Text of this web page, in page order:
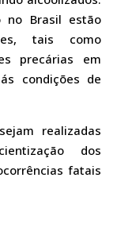
no Brasil estão
tais como
precárias em
condições de
realizadas
dos
fatais